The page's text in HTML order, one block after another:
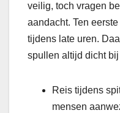
veilig, toch vragen
aandacht. Ten
tijdens late uren.
spullen altijd dicht
Reis tijdens
mensen